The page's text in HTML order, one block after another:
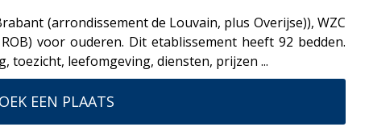
(arrondissement de Louvain, plus Overijse)), WZC
voor ouderen. Dit etablissement heeft 92 bedden.
toezicht, leefomgeving, diensten, prijzen ...
EEN PLAATS